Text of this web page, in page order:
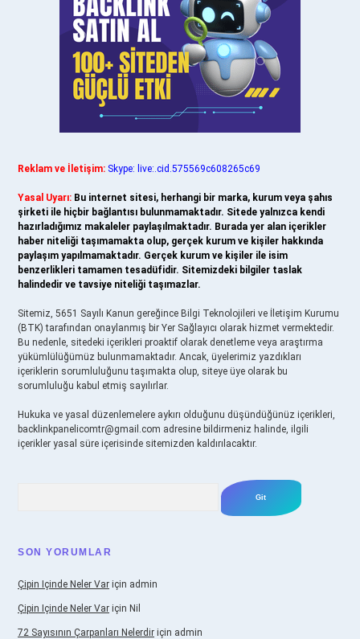
Reklam ve İletişim: Skype: live:.cid.575569c608265c69
Yasal Uyarı: Bu internet sitesi, herhangi bir marka, kurum veya şahıs
şirketi ile hiçbir bağlantısı bulunmamaktadır. Sitede yalnızca kendi
hazırladığımız makaleler paylaşılmaktadır. Burada yer alan içerikler
haber niteliği taşımamakta olup, gerçek kurum ve kişiler hakkında
paylaşım yapılmamaktadır. Gerçek kurum ve kişiler ile isim
benzerlikleri tamamen tesadüfidir. Sitemizdeki bilgiler taslak
halindedir ve tavsiye niteliği taşımazlar.
Sitemiz, 5651 Sayılı Kanun gereğince Bilgi Teknolojileri ve İletişim Kurumu
(BTK) tarafından onaylanmış bir Yer Sağlayıcı olarak hizmet vermektedir.
Bu nedenle, sitedeki içerikleri proaktif olarak denetleme veya araştırma
yükümlülüğümüz bulunmamaktadır. Ancak, üyelerimiz yazdıkları
içeriklerin sorumluluğunu taşımakta olup, siteye üye olarak bu
sorumluluğu kabul etmiş sayılırlar.
Hukuka ve yasal düzenlemelere aykırı olduğunu düşündüğünüz içerikleri,
backlinkpanelicomtr@gmail.com adresine bildirmeniz halinde, ilgili
içerikler yasal süre içerisinde sitemizden kaldırılacaktır.
SON YORUMLAR
Çipin Içinde Neler Var için admin
Çipin Içinde Neler Var için Nil
72 Sayısının Çarpanları Nelerdir için admin